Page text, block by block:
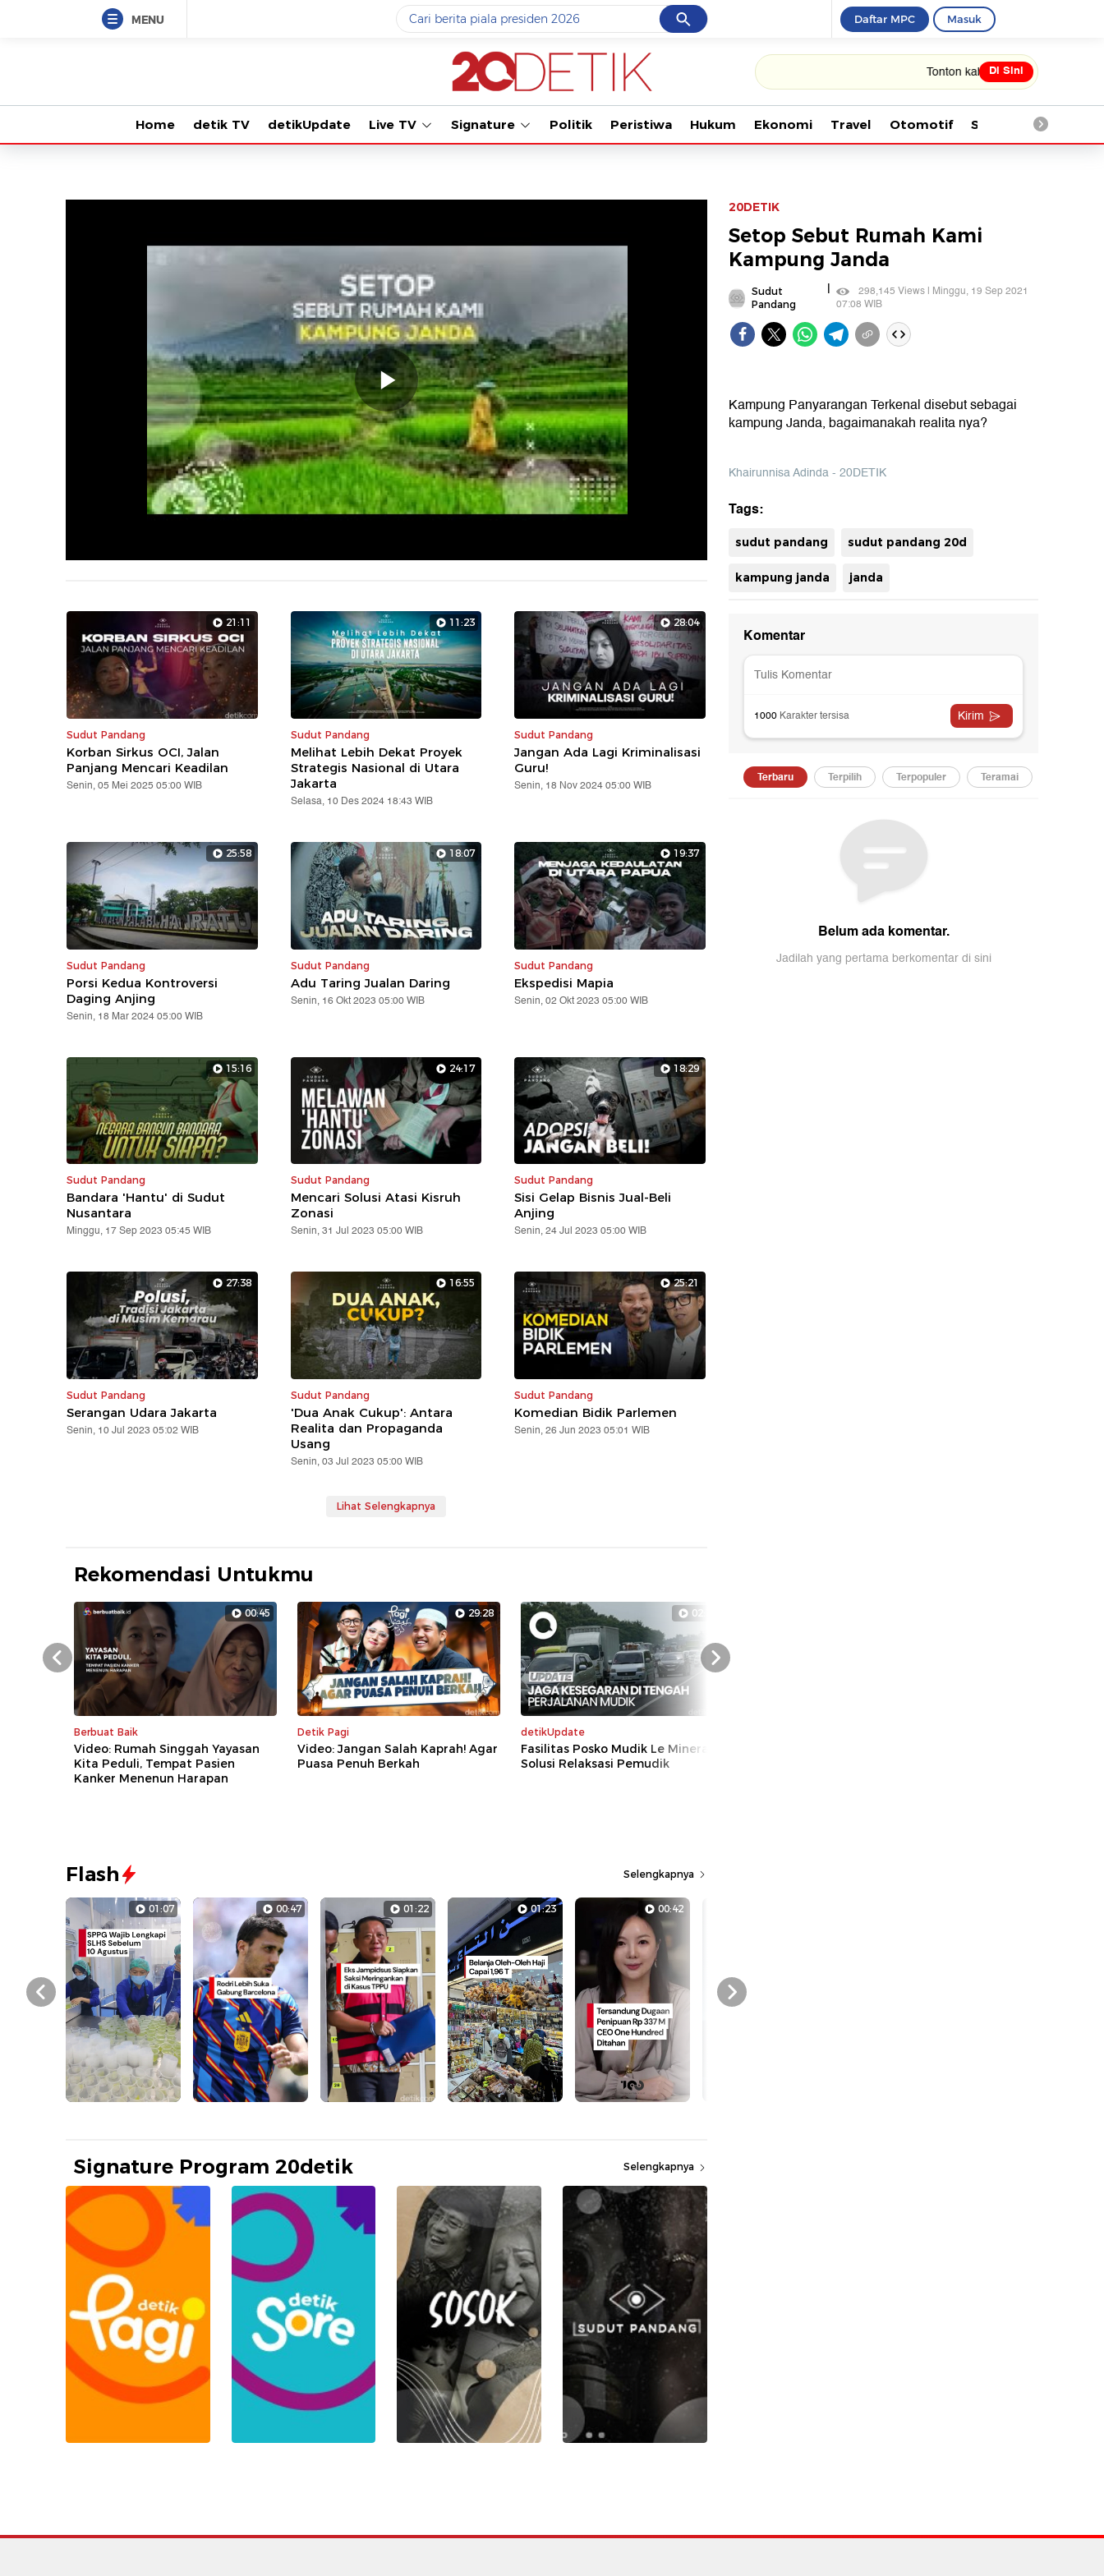
MENU Cancel
Yang sedang ramai dicari
data live draw sgp
#3prabowo
#5gempa hari ini
Promoted
Terakhir yang dicari
Loading...
Daftar MPC Masuk
Tonton kabar terbaru PIALA DUNIA 2026
Di Sini
Home detik TV detikUpdate Live TV Signature Politik Peristiwa Hukum Ekonomi Travel Otomotif Saintek
Memutarkan
Video
21:11
Sudut Pandang
Korban Sirkus OCI, Jalan
Panjang Mencari Keadilan
Senin, 05 Mei 2025 05:00 WIB
11:23
Sudut Pandang
Melihat Lebih Dekat Proyek
Strategis Nasional di Utara
Jakarta
Selasa, 10 Des 2024 18:43 WIB
28:04
Sudut Pandang
Jangan Ada Lagi Kriminalisasi
Guru!
Senin, 18 Nov 2024 05:00 WIB
25:58
Sudut Pandang
Porsi Kedua Kontroversi
Daging Anjing
Senin, 18 Mar 2024 05:00 WIB
18:07
Sudut Pandang
Adu Taring Jualan Daring
Senin, 16 Okt 2023 05:00 WIB
19:37
Sudut Pandang
Ekspedisi Mapia
Senin, 02 Okt 2023 05:00 WIB
15:16
Sudut Pandang
Bandara 'Hantu' di Sudut
Nusantara
Minggu, 17 Sep 2023 05:45 WIB
24:17
Sudut Pandang
Mencari Solusi Atasi Kisruh
Zonasi
Senin, 31 Jul 2023 05:00 WIB
18:29
Sudut Pandang
Sisi Gelap Bisnis Jual-Beli
Anjing
Senin, 24 Jul 2023 05:00 WIB
27:38
Sudut Pandang
Serangan Udara Jakarta
Senin, 10 Jul 2023 05:02 WIB
16:55
Sudut Pandang
'Dua Anak Cukup': Antara
Realita dan Propaganda
Usang
Senin, 03 Jul 2023 05:00 WIB
25:21
Sudut Pandang
Komedian Bidik Parlemen
Senin, 26 Jun 2023 05:01 WIB
Lihat Selengkapnya
Rekomendasi Untukmu
00:45
Berbuat Baik
Video: Rumah Singgah Yayasan
Kita Peduli, Tempat Pasien
Kanker Menenun Harapan
29:28
Detik Pagi
Video: Jangan Salah Kaprah! Agar
Puasa Penuh Berkah
02:39
detikUpdate
Fasilitas Posko Mudik Le Minerale
Solusi Relaksasi Pemudik
Prev Next
Flash Selengkapnya
01:07 00:47 01:22 01:23 00:42
Prev Next
Signature Program 20detik Selengkapnya
20DETIK
Setop Sebut Rumah Kami
Kampung Janda
Sudut
Pandang
|
298,145 Views | Minggu, 19 Sep 2021
07:08 WIB
Kampung Panyarangan Terkenal disebut sebagai
kampung Janda, bagaimanakah realita nya?
Khairunnisa Adinda - 20DETIK
Tags:
sudut pandang sudut pandang 20d
kampung janda janda